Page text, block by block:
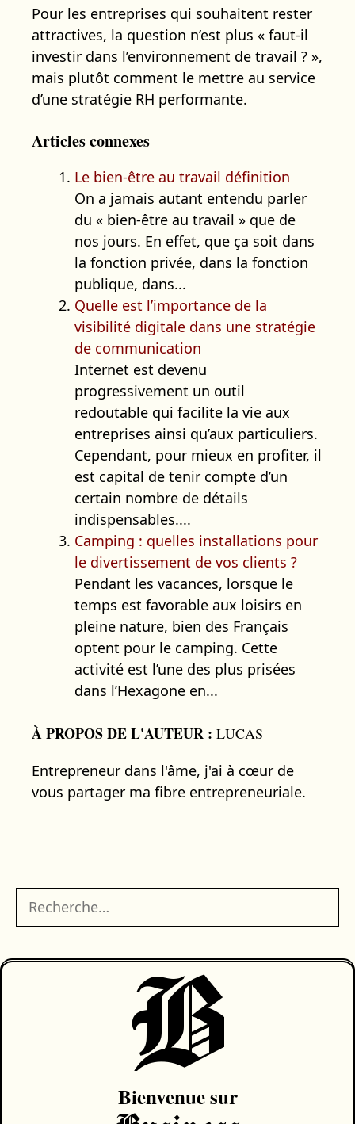
Pour les entreprises qui souhaitent rester
attractives, la question n’est plus « faut-il
investir dans l’environnement de travail ? »,
mais plutôt comment le mettre au service
d’une stratégie RH performante.
Articles connexes
Le bien-être au travail définition
On a jamais autant entendu parler
du « bien-être au travail » que de
nos jours. En effet, que ça soit dans
la fonction privée, dans la fonction
publique, dans...
Quelle est l’importance de la
visibilité digitale dans une stratégie
de communication
Internet est devenu
progressivement un outil
redoutable qui facilite la vie aux
entreprises ainsi qu’aux particuliers.
Cependant, pour mieux en profiter, il
est capital de tenir compte d’un
certain nombre de détails
indispensables....
Camping : quelles installations pour
le divertissement de vos clients ?
Pendant les vacances, lorsque le
temps est favorable aux loisirs en
pleine nature, bien des Français
optent pour le camping. Cette
activité est l’une des plus prisées
dans l’Hexagone en...
À PROPOS DE L'AUTEUR : LUCAS
Entrepreneur dans l'âme, j'ai à cœur de
vous partager ma fibre entrepreneuriale.
Rechercher :
B
Bienvenue sur